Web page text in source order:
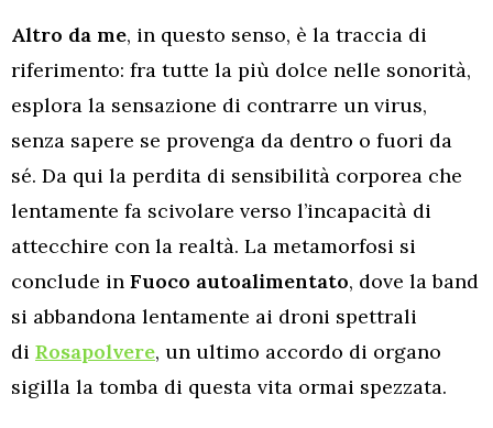
Altro da me, in questo senso, è la traccia di
riferimento: fra tutte la più dolce nelle sonorità,
esplora la sensazione di contrarre un virus,
senza sapere se provenga da dentro o fuori da
sé. Da qui la perdita di sensibilità corporea che
lentamente fa scivolare verso l’incapacità di
attecchire con la realtà. La metamorfosi si
conclude in Fuoco autoalimentato, dove la band
si abbandona lentamente ai droni spettrali
di Rosapolvere, un ultimo accordo di organo
sigilla la tomba di questa vita ormai spezzata.